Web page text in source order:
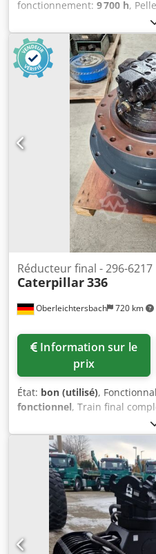
fonctionnement: 9 700 h,
machine totalise seulement 9
fonctionnement et est en
Poids en ordre de marche env.
Oberleichtersbach 720 km
Réducteur final - 296-6217
Caterpillar336
prix
État: bon (utilisé),
fonctionnel, Train final
– modèles : 330 et 336